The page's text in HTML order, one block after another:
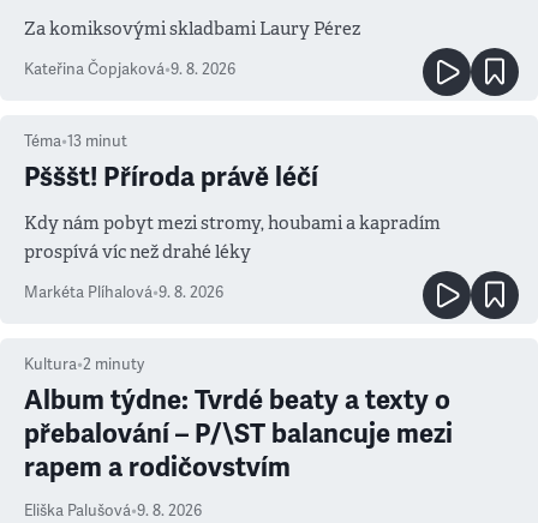
Za komiksovými skladbami Laury Pérez
Kateřina Čopjaková•9. 8. 2026
Téma•13 minut
Pšššt! Příroda právě léčí
Kdy nám pobyt mezi stromy, houbami a kapradím
prospívá víc než drahé léky
Markéta Plíhalová•9. 8. 2026
Kultura•2 minuty
Album týdne: Tvrdé beaty a texty o
přebalování – P/\ST balancuje mezi
rapem a rodičovstvím
Eliška Palušová•9. 8. 2026